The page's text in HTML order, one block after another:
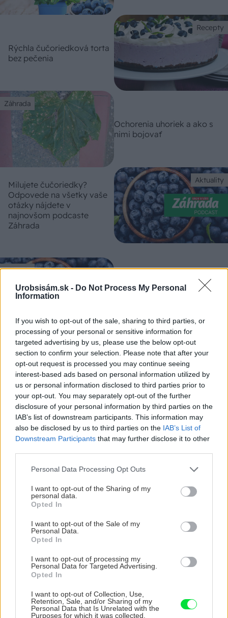
Urobsisám.sk - Do Not Process My Personal
Information
If you wish to opt-out of the sale, sharing to third parties, or
processing of your personal or sensitive information for
targeted advertising by us, please use the below opt-out
section to confirm your selection. Please note that after your
opt-out request is processed you may continue seeing
interest-based ads based on personal information utilized by
us or personal information disclosed to third parties prior to
your opt-out. You may separately opt-out of the further
disclosure of your personal information by third parties on the
IAB’s list of downstream participants. This information may
also be disclosed by us to third parties on the IAB’s List of
Downstream Participants that may further disclose it to other
Please note that this website/app uses one or more Google
not limited to your visit or usage behaviour. You may click to
grant or deny consent to Google and its third-party tags to
use your data for below specified purposes in below Google
consent section.
Personal Data Processing Opt Outs
I want to opt-out of the Sharing of my
personal data.
Opted In
I want to opt-out of the Sale of my
Personal Data.
Opted In
I want to opt-out of processing my
Personal Data for Targeted Advertising.
Opted In
I want to opt-out of Collection, Use,
Retention, Sale, and/or Sharing of my
Personal Data that Is Unrelated with the
Purposes for which it was collected.
Recepty
Rýchla čučoriedková torta
bez pečenia
Záhrada
Ochorenia uhoriek a ako s
nimi bojovať
Aktuality
Milujete čučoriedky?
Odpovede na všetky vaše
otázky nájdete v
najnovšom podcaste
Záhrada
Záhrada
čučoriedok, pozor! V
najnovšom podcaste
na všetky vaše otázky
Martin Čurda radí: Ako si
rozmnožiť čučoriedky? Nie
je to také jednoduché
Záhrada
Tajomstvá úspechu
pestovania čučoriedok:
Ochutnajte drobné plody z
počas zimy. Tieto rastliny
vám budú za rez vďačné
KOMENTÁRE